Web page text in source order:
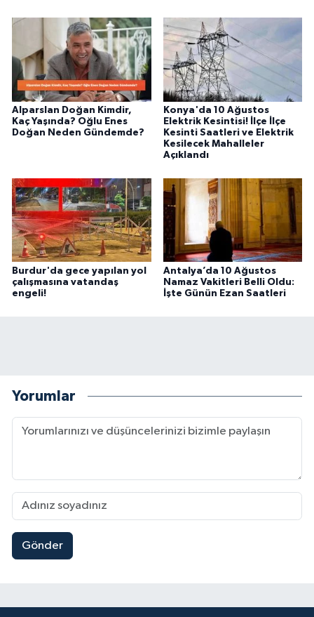
Alparslan Doğan Kimdir,
Kaç Yaşında? Oğlu Enes
Doğan Neden Gündemde?
Konya'da 10 Ağustos
Elektrik Kesintisi! İlçe İlçe
Kesinti Saatleri ve Elektrik
Kesilecek Mahalleler
Açıklandı
Burdur'da gece yapılan yol
çalışmasına vatandaş
engeli!
Antalya’da 10 Ağustos
Namaz Vakitleri Belli Oldu:
İşte Günün Ezan Saatleri
Yorumlar
Gönder